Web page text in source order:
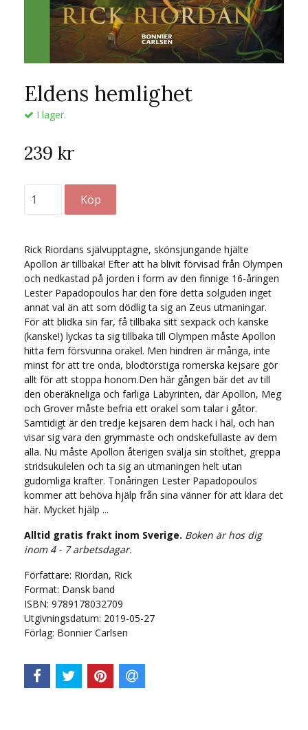
Eldens hemlighet
I lager.
239 kr
Rick Riordans självupptagne, skönsjungande hjälte
Apollon är tillbaka! Efter att ha blivit förvisad från Olympen
och nedkastad på jorden i form av den finnige 16-åringen
Lester Papadopoulos har den före detta solguden inget
annat val än att som dödlig ta sig an Zeus utmaningar.
För att blidka sin far, få tillbaka sitt sexpack och kanske
(kanske!) lyckas ta sig tillbaka till Olympen måste Apollon
hitta fem försvunna orakel. Men hindren är många, inte
minst för att tre onda, blodtörstiga romerska kejsare gör
allt för att stoppa honom.Den här gången bär det av till
den oberäkneliga och farliga Labyrinten, där Apollon, Meg
och Grover måste befria ett orakel som talar i gåtor.
Samtidigt är den tredje kejsaren dem hack i häl, och han
visar sig vara den grymmaste och ondskefullaste av dem
alla. Nu måste Apollon återigen svälja sin stolthet, greppa
stridsukulelen och ta sig an utmaningen helt utan
gudomliga krafter. Tonåringen Lester Papadopoulos
kommer att behöva hjälp från sina vänner för att klara det
här. Mycket hjälp ...
Alltid gratis frakt inom Sverige. Boken är hos dig
inom 4 - 7 arbetsdagar.
Författare: Riordan, Rick
Format: Dansk band
ISBN: 9789178032709
Utgivningsdatum: 2019-05-27
Förlag: Bonnier Carlsen